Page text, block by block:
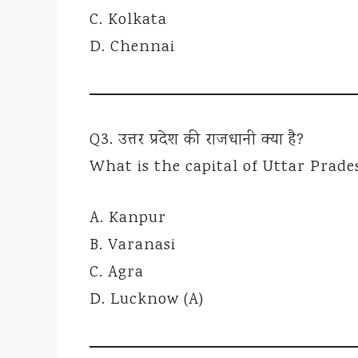
C. Kolkata
D. Chennai
Q3. उत्तर प्रदेश की राजधानी क्या है?
What is the capital of Uttar
A. Kanpur
B. Varanasi
C. Agra
D. Lucknow (A)